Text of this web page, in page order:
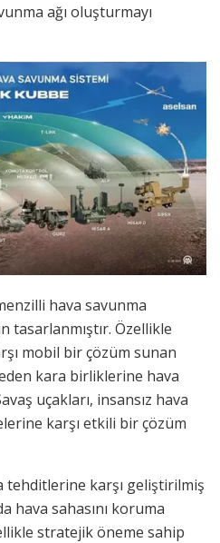
ağı oluşturmayı
hava savunma
tasarlanmıştır. Özellikle
mobil bir çözüm sunan
eden kara birliklerine hava
uçakları, insansız hava
karşı etkili bir çözüm
tehditlerine karşı geliştirilmiş
hava sahasını koruma
stratejik öneme sahip